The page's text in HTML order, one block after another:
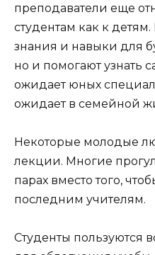
преподаватели еще
студентам как к
знания и навыки для
но и помогают узнать
ожидает юных
ожидает в семейной
Некоторые молодые
лекции. Многие
парах вместо того,
последним учителям.
Студенты пользуются